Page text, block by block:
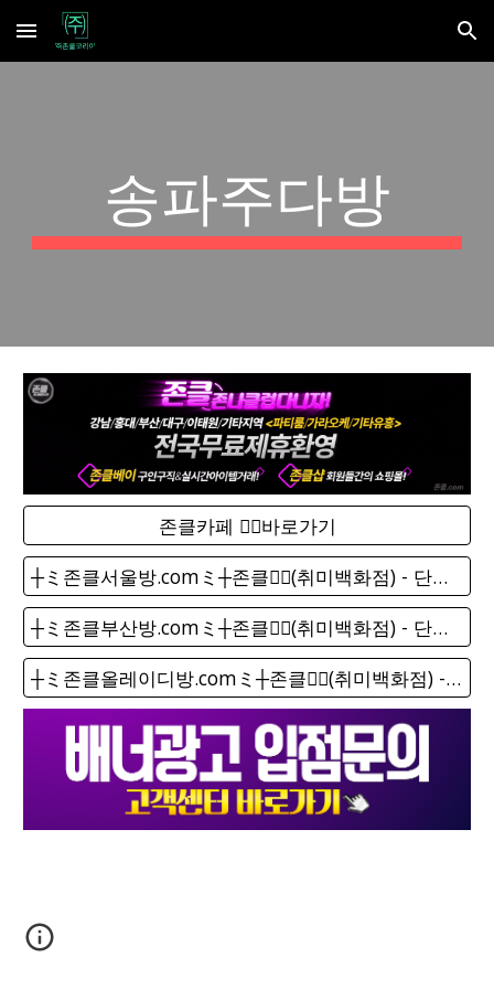
Skip to main content Skip to navigation
송파주다방
존클카페 ❤️‍🔥바로가기
┼ミ존클서울방.comミ┼존클❤️‍🔥(취미백화점) - 단톡방
┼ミ존클부산방.comミ┼존클❤️‍🔥(취미백화점) - 단톡방
┼ミ존클올레이디방.comミ┼존클❤️‍🔥(취미백화점) - 단톡방